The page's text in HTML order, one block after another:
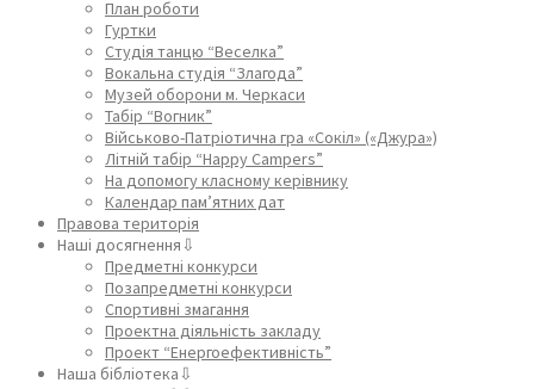
План роботи
Гуртки
Студія танцю “Веселка”
Вокальна студія “Злагода”
Музей оборони м. Черкаси
Табір “Вогник”
Військово-Патріотична гра «Сокіл» («Джура»)
Літній табір “Happy Campers”
На допомогу класному керівнику
Календар пам’ятних дат
Правова територія
Наші досягнення⇩
Предметні конкурси
Позапредметні конкурси
Спортивні змагання
Проектна діяльність закладу
Проект “Енергоефективність”
Наша бібліотека⇩